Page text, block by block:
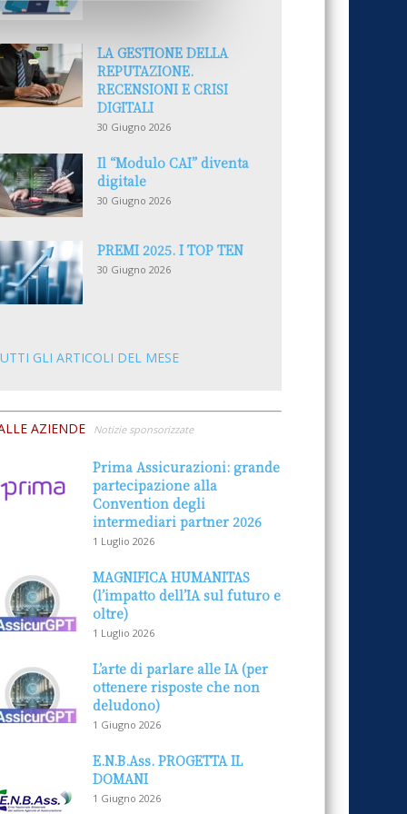
LA GESTIONE DELLA
REPUTAZIONE.
RECENSIONI E CRISI
DIGITALI
30 Giugno 2026
Il “Modulo CAI” diventa
digitale
30 Giugno 2026
PREMI 2025. I TOP TEN
30 Giugno 2026
GLI ARTICOLI DEL MESE
AZIENDE Notizie sponsorizzate
Prima Assicurazioni: grande
partecipazione alla
Convention degli
intermediari partner 2026
1 Luglio 2026
MAGNIFICA HUMANITAS
(l’impatto dell’IA sul futuro e
oltre)
1 Luglio 2026
L’arte di parlare alle IA (per
ottenere risposte che non
deludono)
1 Giugno 2026
E.N.B.Ass. PROGETTA IL
DOMANI
1 Giugno 2026